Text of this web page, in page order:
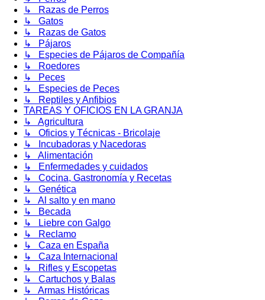
↳ Razas de Perros
↳ Gatos
↳ Razas de Gatos
↳ Pájaros
↳ Especies de Pájaros de Compañía
↳ Roedores
↳ Peces
↳ Especies de Peces
↳ Reptiles y Anfibios
TAREAS Y OFICIOS EN LA GRANJA
↳ Agricultura
↳ Oficios y Técnicas - Bricolaje
↳ Incubadoras y Nacedoras
↳ Alimentación
↳ Enfermedades y cuidados
↳ Cocina, Gastronomía y Recetas
↳ Genética
↳ Al salto y en mano
↳ Becada
↳ Liebre con Galgo
↳ Reclamo
↳ Caza en España
↳ Caza Internacional
↳ Rifles y Escopetas
↳ Cartuchos y Balas
↳ Armas Históricas